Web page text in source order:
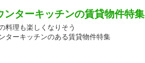
ンターキッチンの賃貸物件特集
料理も楽しくなりそう
ターキッチンのある賃貸物件特集